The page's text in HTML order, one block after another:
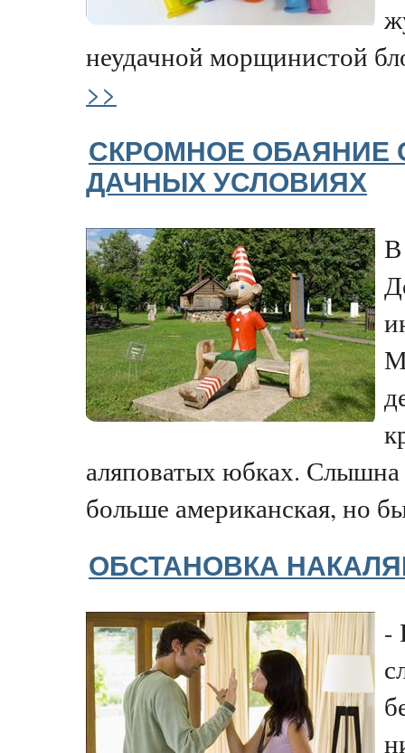
неудачной морщинистой
>>
СКРОМНОЕ ОБАЯНИЕ
ДАЧНЫХ УСЛОВИЯХ
В
аляповатых юбках. Слышна
больше американская, но
ОБСТАНОВКА
-